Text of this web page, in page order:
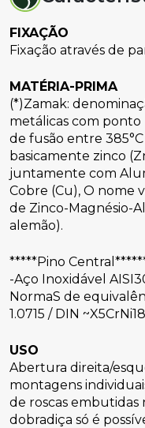
FIXAÇÃO
Fixação através de
MATÉRIA-PRIMA
(*)Zamak:
metálicas com ponto
de fusão entre
basicamente zinco
juntamente com
Cobre (Cu), O nome
de Zinco-Magnésio-
alemão).
*****Pino
-Aço Inoxidável
NormaS de
1.0715 / DIN
USO
Abertura direita/
montagens
de roscas embutidas
dobradiça só é